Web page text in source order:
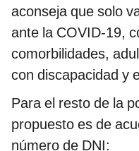
aconseja que solo
ante la COVID-19,
comorbilidades,
con discapacidad y
Para el resto de la
propuesto es de
número de DNI: